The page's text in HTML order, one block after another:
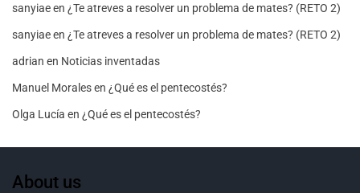
sanyiaeen ¿Te atreves a resolver un problema de mates? (RETO 2)
sanyiaeen ¿Te atreves a resolver un problema de mates? (RETO 2)
adrian en Noticias inventadas
Manuel Moralesen ¿Qué es el pentecostés?
Olga Lucía en ¿Qué es el pentecostés?
About us